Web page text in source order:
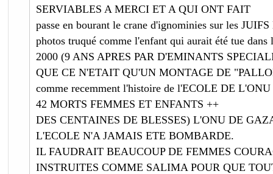
SERVIABLES A MERCI ET A QUI ONT FAIT
passe en bourant le crane d'ignominies sur les
photos truqué comme l'enfant qui aurait été tue dans
2000 (9 ANS APRES PAR D'EMINANTS
QUE CE N'ETAIT QU'UN MONTAGE DE
comme recemment l'histoire de l'ECOLE DE
42 MORTS FEMMES ET ENFANTS ++
DES CENTAINES DE BLESSES) L'ONU DE
L'ECOLE N'A JAMAIS ETE BOMBARDE.
IL FAUDRAIT BEAUCOUP DE FEMMES
INSTRUITES COMME SALIMA POUR QUE